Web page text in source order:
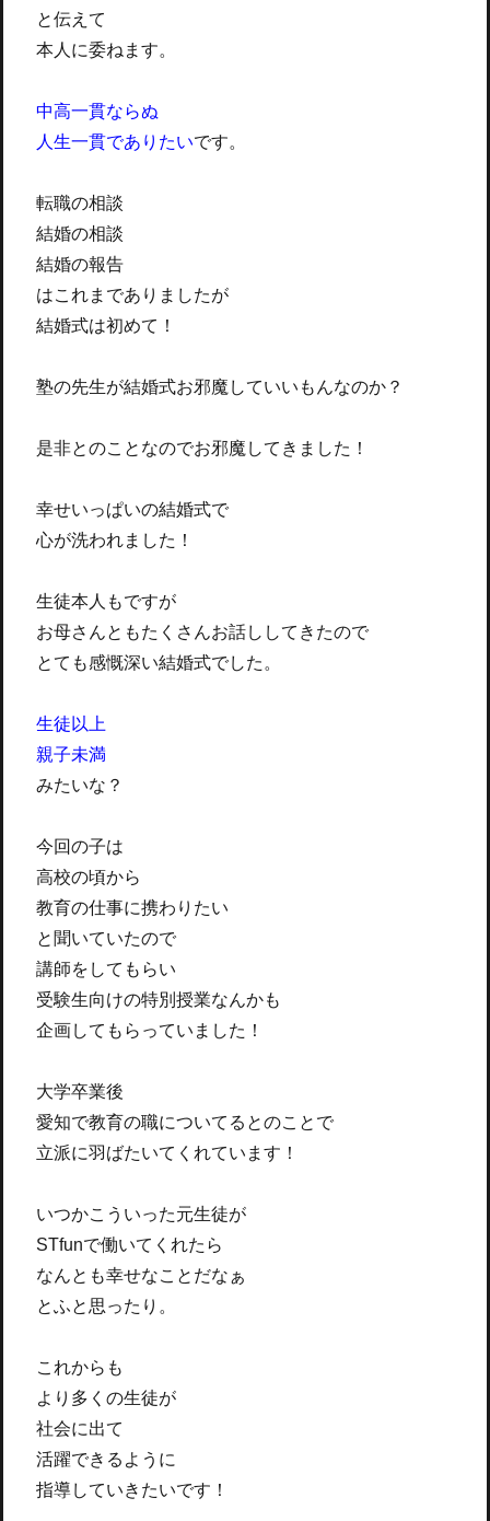
と伝えて
本人に委ねます。
中高一貫ならぬ
人生一貫でありたいです。
転職の相談
結婚の相談
結婚の報告
はこれまでありましたが
結婚式は初めて！
塾の先生が結婚式お邪魔していいもんなのか？
是非とのことなのでお邪魔してきました！
幸せいっぱいの結婚式で
心が洗われました！
生徒本人もですが
お母さんともたくさんお話ししてきたので
とても感慨深い結婚式でした。
生徒以上
親子未満
みたいな？
今回の子は
高校の頃から
教育の仕事に携わりたい
と聞いていたので
講師をしてもらい
受験生向けの特別授業なんかも
企画してもらっていました！
大学卒業後
愛知で教育の職についてるとのことで
立派に羽ばたいてくれています！
いつかこういった元生徒が
STfunで働いてくれたら
なんとも幸せなことだなぁ
とふと思ったり。
これからも
より多くの生徒が
社会に出て
活躍できるように
指導していきたいです！